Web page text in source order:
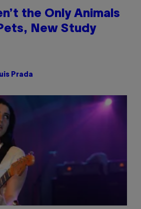
the Only Animals
New Study
Prada